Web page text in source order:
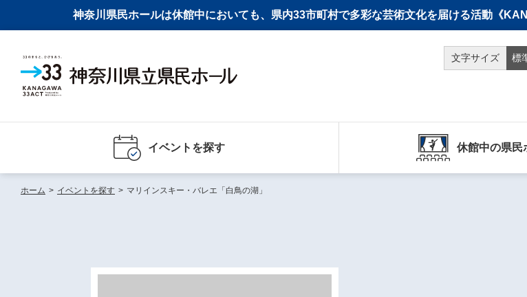
神奈川県民ホールは休館中においても、県内33市町村で多彩な芸術文化を届ける活動《
文字サイズ 標
イベントを探す 休館中の県民
ホーム > イベントを探す > マリインスキー・バレエ「白鳥の湖」